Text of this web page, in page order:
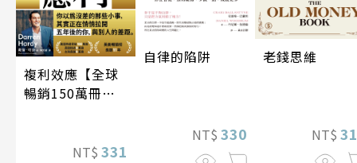
複利效應【全球
暢銷150萬冊・
NT$ 331
自律的陷阱
NT$ 330
老錢思維
NT$